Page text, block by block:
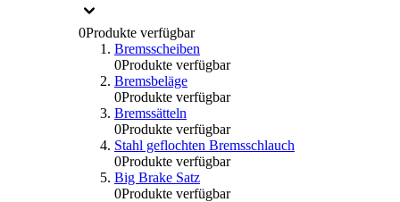
0Produkte verfügbar
Bremsscheiben
0Produkte verfügbar
Bremsbeläge
0Produkte verfügbar
Bremssätteln
0Produkte verfügbar
Stahl geflochten Bremsschlauch
0Produkte verfügbar
Big Brake Satz
0Produkte verfügbar